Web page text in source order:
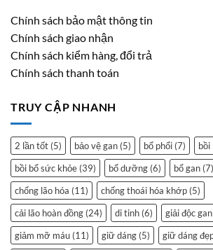
Chính sách bảo mật thông tin
Chính sách giao nhận
Chính sách kiểm hàng, đổi trả
Chính sách thanh toán
TRUY CẬP NHANH
2 lần tốt (5) bảo vệ gan (5) bổ phổi (7) bồi
bồi bổ sức khỏe (39) bổ dưỡng (6) bổ gan (7)
chống lão hóa (11) chống thoái hóa khớp (5)
cải lão hoàn đồng (24) di tinh (6) giải độc gan
giảm mỡ máu (11) giữ dáng (5) giữ dáng